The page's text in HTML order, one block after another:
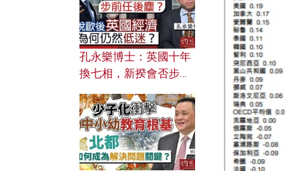
孔永樂博士：英國十年
換七相，新揆會否步前
濟為何仍然低迷？